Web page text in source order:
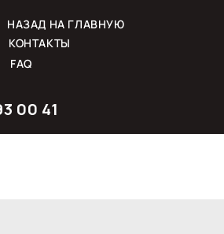
КОНТАКТЫ
FAQ
НАЗАД НА ГЛАВНУЮ
00 41